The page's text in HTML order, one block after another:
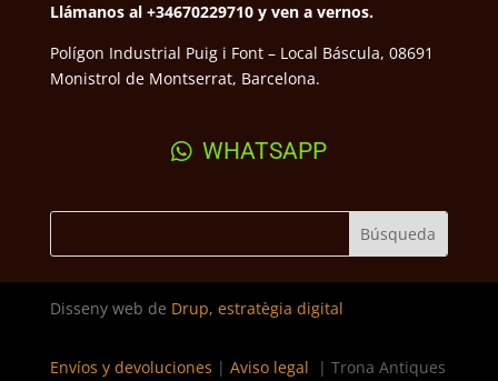
Llámanos al +34670229710 y ven a vernos.
Polígon Industrial Puig i Font – Local Báscula, 08691
Monistrol de Montserrat, Barcelona.
WHATSAPP
Disseny web de Drup, estratègia digital
Envíos y devoluciones | Aviso legal | Trona Antiques